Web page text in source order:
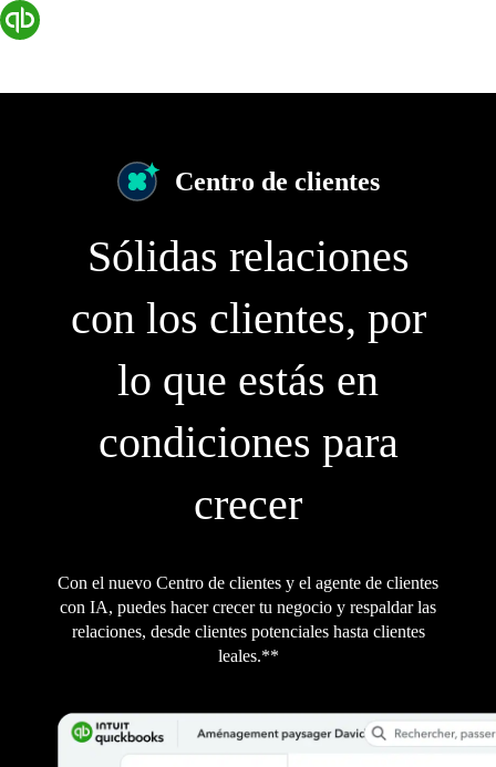
Centro de clientes
Sólidas relaciones
con los clientes, por
lo que estás en
condiciones para
crecer
Con el nuevo Centro de clientes y el agente de clientes
con IA, puedes hacer crecer tu negocio y respaldar las
relaciones, desde clientes potenciales hasta clientes
leales.**